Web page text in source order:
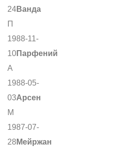
24Ванда
П
1988-11-
10Парфений
А
1988-05-
03Арсен
М
1987-07-
28 Мейржан